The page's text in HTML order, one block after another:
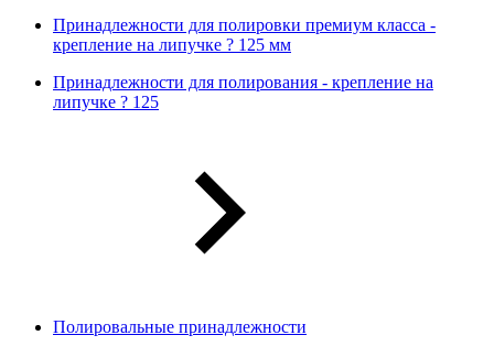
Принадлежности для полировки премиум класса -
крепление на липучке ? 125 мм
Принадлежности для полирования - крепление на
липучке ? 125
Полировальные принадлежности